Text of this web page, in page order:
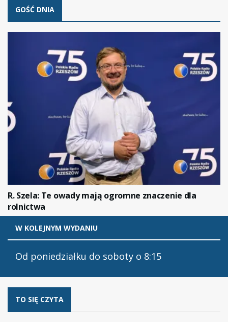
GOŚĆ DNIA
R. Szela: Te owady mają ogromne znaczenie dla
rolnictwa
W KOLEJNYM WYDANIU
Od poniedziałku do soboty o 8:15
TO SIĘ CZYTA